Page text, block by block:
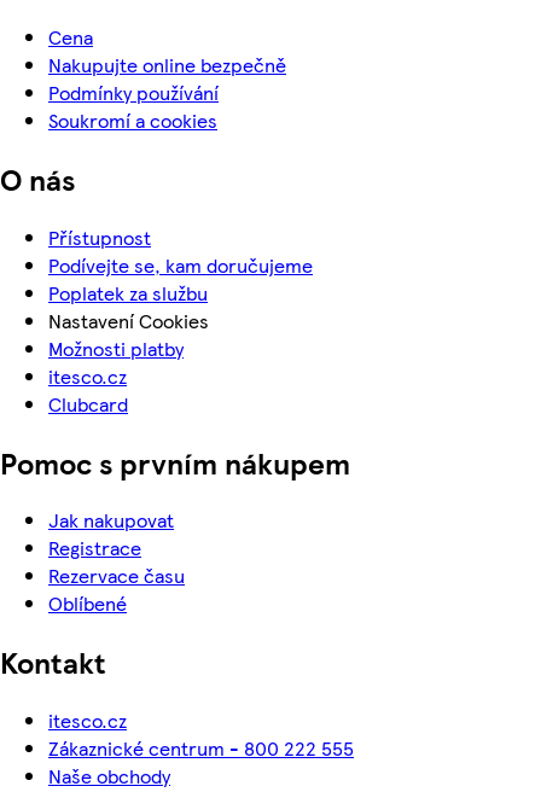
Cena
Nakupujte online bezpečně
Podmínky používání
Soukromí a cookies
O nás
Přístupnost
Podívejte se, kam doručujeme
Poplatek za službu
Nastavení Cookies
Možnosti platby
itesco.cz
Clubcard
Pomoc s prvním nákupem
Jak nakupovat
Registrace
Rezervace času
Oblíbené
Kontakt
itesco.cz
Zákaznické centrum - 800 222 555
Naše obchody